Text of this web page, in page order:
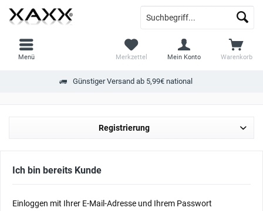
Günstiger Versand ab 5,99€ national
Warenkorb
Merkzettel Mein Konto
Menü
Registrierung
Ich bin bereits Kunde
Einloggen mit Ihrer E-Mail-Adresse und Ihrem Passwort